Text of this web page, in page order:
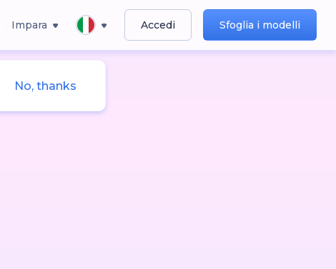
Impara Accedi Sfoglia i modelli
No, thanks